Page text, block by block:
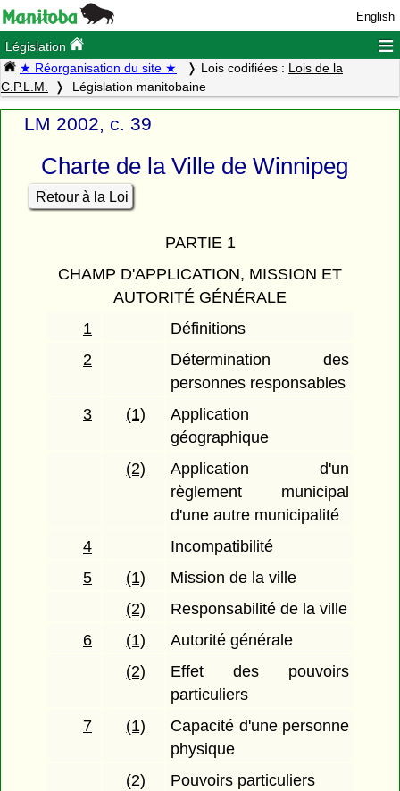
English
Législation ≡
★ Réorganisation du site ★ Lois codifiées : Lois de la
C.P.L.M.
Législation manitobaine
LM 2002, c. 39
Charte de la Ville de Winnipeg
Retour à la Loi
PARTIE 1
CHAMP D'APPLICATION, MISSION ET
AUTORITÉ GÉNÉRALE
1
Définitions
2
Détermination des
personnes responsables
3
(1)
Application
géographique
(2)
Application d'un
règlement municipal
d'une autre municipalité
4
Incompatibilité
5
(1)
Mission de la ville
(2)
Responsabilité de la ville
6
(1)
Autorité générale
(2)
Effet des pouvoirs
particuliers
7
(1)
Capacité d'une personne
physique
(2)
Pouvoirs particuliers